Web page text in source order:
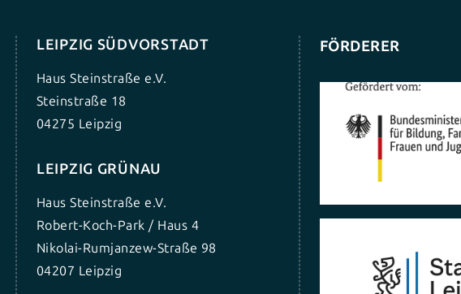
LEIPZIG SÜDVORSTADT
Haus Steinstraße e.V.
Steinstraße 18
04275 Leipzig
LEIPZIG GRÜNAU
Haus Steinstraße e.V.
Robert-Koch-Park / Haus 4
Nikolai-Rumjanzew-Straße 98
04207 Leipzig
FÖRDERER